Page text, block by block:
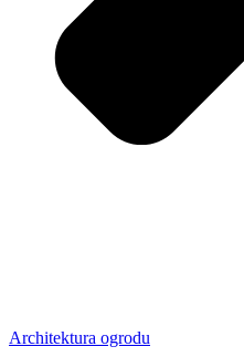
Architektura ogrodu